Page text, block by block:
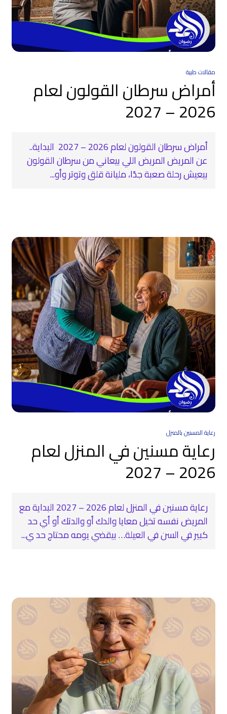
مقالات طبية
أمراض سرطان القولون لعام
2026 – 2027
أمراض سرطان القولون لعام 2026 – 2027 ‍ البداية..
عن المريض المريض اللي بيعاني من سرطان القولون
بيعيش رحلة صعبة جدًا، مليانة قلق وتوتر وأو...
رعاية المسنين بالمنزل
رعاية مسنين في المنزل لعام
2026 – 2027
رعاية مسنين في المنزل لعام 2026 – 2027 البداية مع
المريض نفسه تخيل معايا والدك أو والدتك أو أي حد
كبير في السن في العيلة… بيقضي يومه محتاج حد ي...